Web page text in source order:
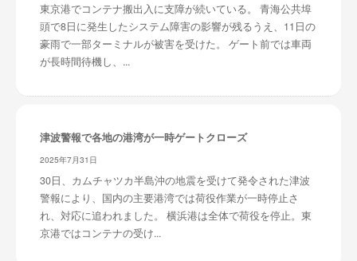
東京港でコンテナ搬出入に支障が続いている。 青海公共埠
頭で8日に発生したシステム障害の影響が残るうえ、11日の
豪雨で一部ターミナルが被害を受けた。 ゲート前では車両
が長時間待機し、...
津波警報で各地の港湾が一時ゲートクローズ
2025年7月31日
30日、カムチャツカ半島沖の地震を受けて発令された津波
警報により、国内の主要港湾では荷役作業が一時停止さ
れ、対応に追われました。 横浜港は全体で荷役を停止。東
京港ではコンテナの受け...